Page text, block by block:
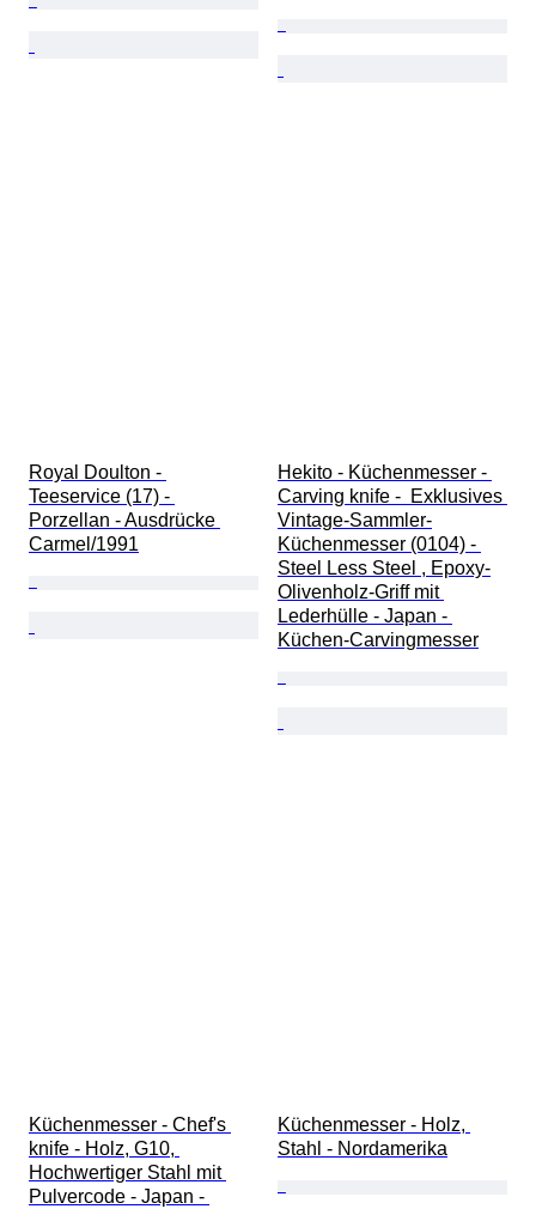
Royal Doulton -
Teeservice (17) -
Porzellan - Ausdrücke
Carmel/1991
Hekito - Küchenmesser -
Carving knife -  Exklusives
Vintage-Sammler-
Küchenmesser (0104) -
Steel Less Steel , Epoxy-
Olivenholz-Griff mit
Lederhülle - Japan -
Küchen-Carvingmesser
Küchenmesser - Chef's
knife - Holz, G10,
Hochwertiger Stahl mit
Pulvercode - Japan -
Küchenmesser - Holz,
Stahl - Nordamerika